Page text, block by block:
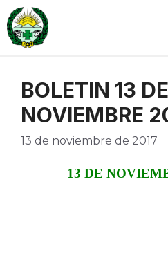
Saltar
al
contenido
BOLETIN 13 DE
NOVIEMBRE
13 de noviembre de 2017
13 DE